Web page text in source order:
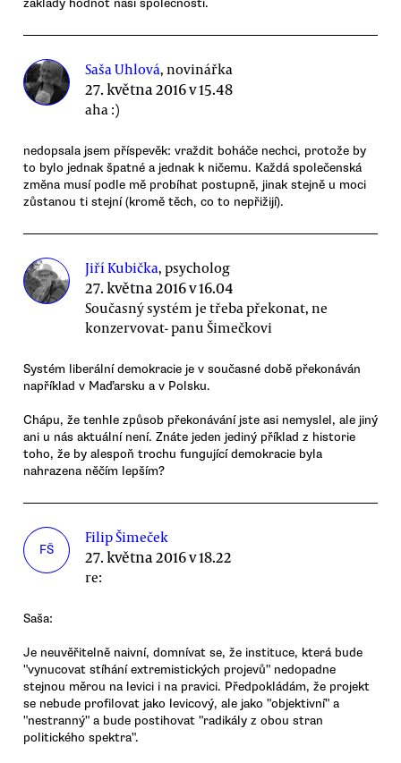
základy hodnot naší společnosti.
Saša Uhlová, novinářka
27. května 2016 v 15.48
aha :)
nedopsala jsem příspevěk: vraždit boháče nechci, protože by
to bylo jednak špatné a jednak k ničemu. Každá společenská
změna musí podle mě probíhat postupně, jinak stejně u moci
zůstanou ti stejní (kromě těch, co to nepřižijí).
Jiří Kubička, psycholog
27. května 2016 v 16.04
Současný systém je třeba překonat, ne
konzervovat- panu Šimečkovi
Systém liberální demokracie je v současné době překonáván
například v Maďarsku a v Polsku.
Chápu, že tenhle způsob překonávání jste asi nemyslel, ale jiný
ani u nás aktuální není. Znáte jeden jediný příklad z historie
toho, že by alespoň trochu fungující demokracie byla
nahrazena něčím lepším?
FŠ
Filip Šimeček
27. května 2016 v 18.22
re:
Saša:
Je neuvěřitelně naivní, domnívat se, že instituce, která bude
"vynucovat stíhání extremistických projevů" nedopadne
stejnou měrou na levici i na pravici. Předpokládám, že projekt
se nebude profilovat jako levicový, ale jako "objektivní" a
"nestranný" a bude postihovat "radikály z obou stran
politického spektra".